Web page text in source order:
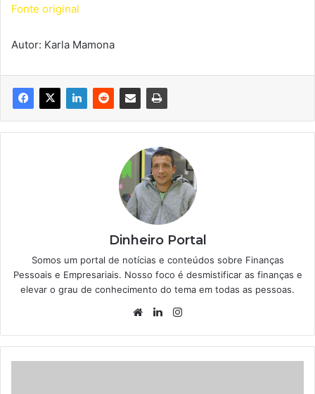
Fonte original
Autor: Karla Mamona
Dinheiro Portal
Somos um portal de notícias e conteúdos sobre Finanças
Pessoais e Empresariais. Nosso foco é desmistificar as finanças e
elevar o grau de conhecimento do tema em todas as pessoas.
WebsiteLinkedin